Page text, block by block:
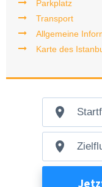
Parkplatz
Transport
Allgemeine
Karte des